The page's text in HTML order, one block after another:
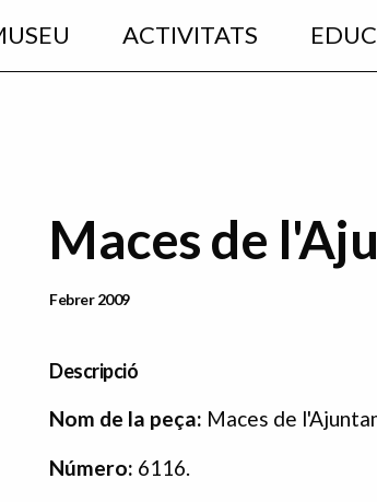
ACTIVITATS
Maces de
Data Publicació
Febrer 2009
Descripció
Nom de la peça: Maces de
Número: 6116.